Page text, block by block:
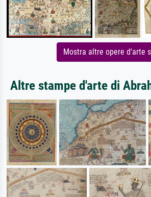
Mostra altre opere d'arte
Altre stampe d'arte di